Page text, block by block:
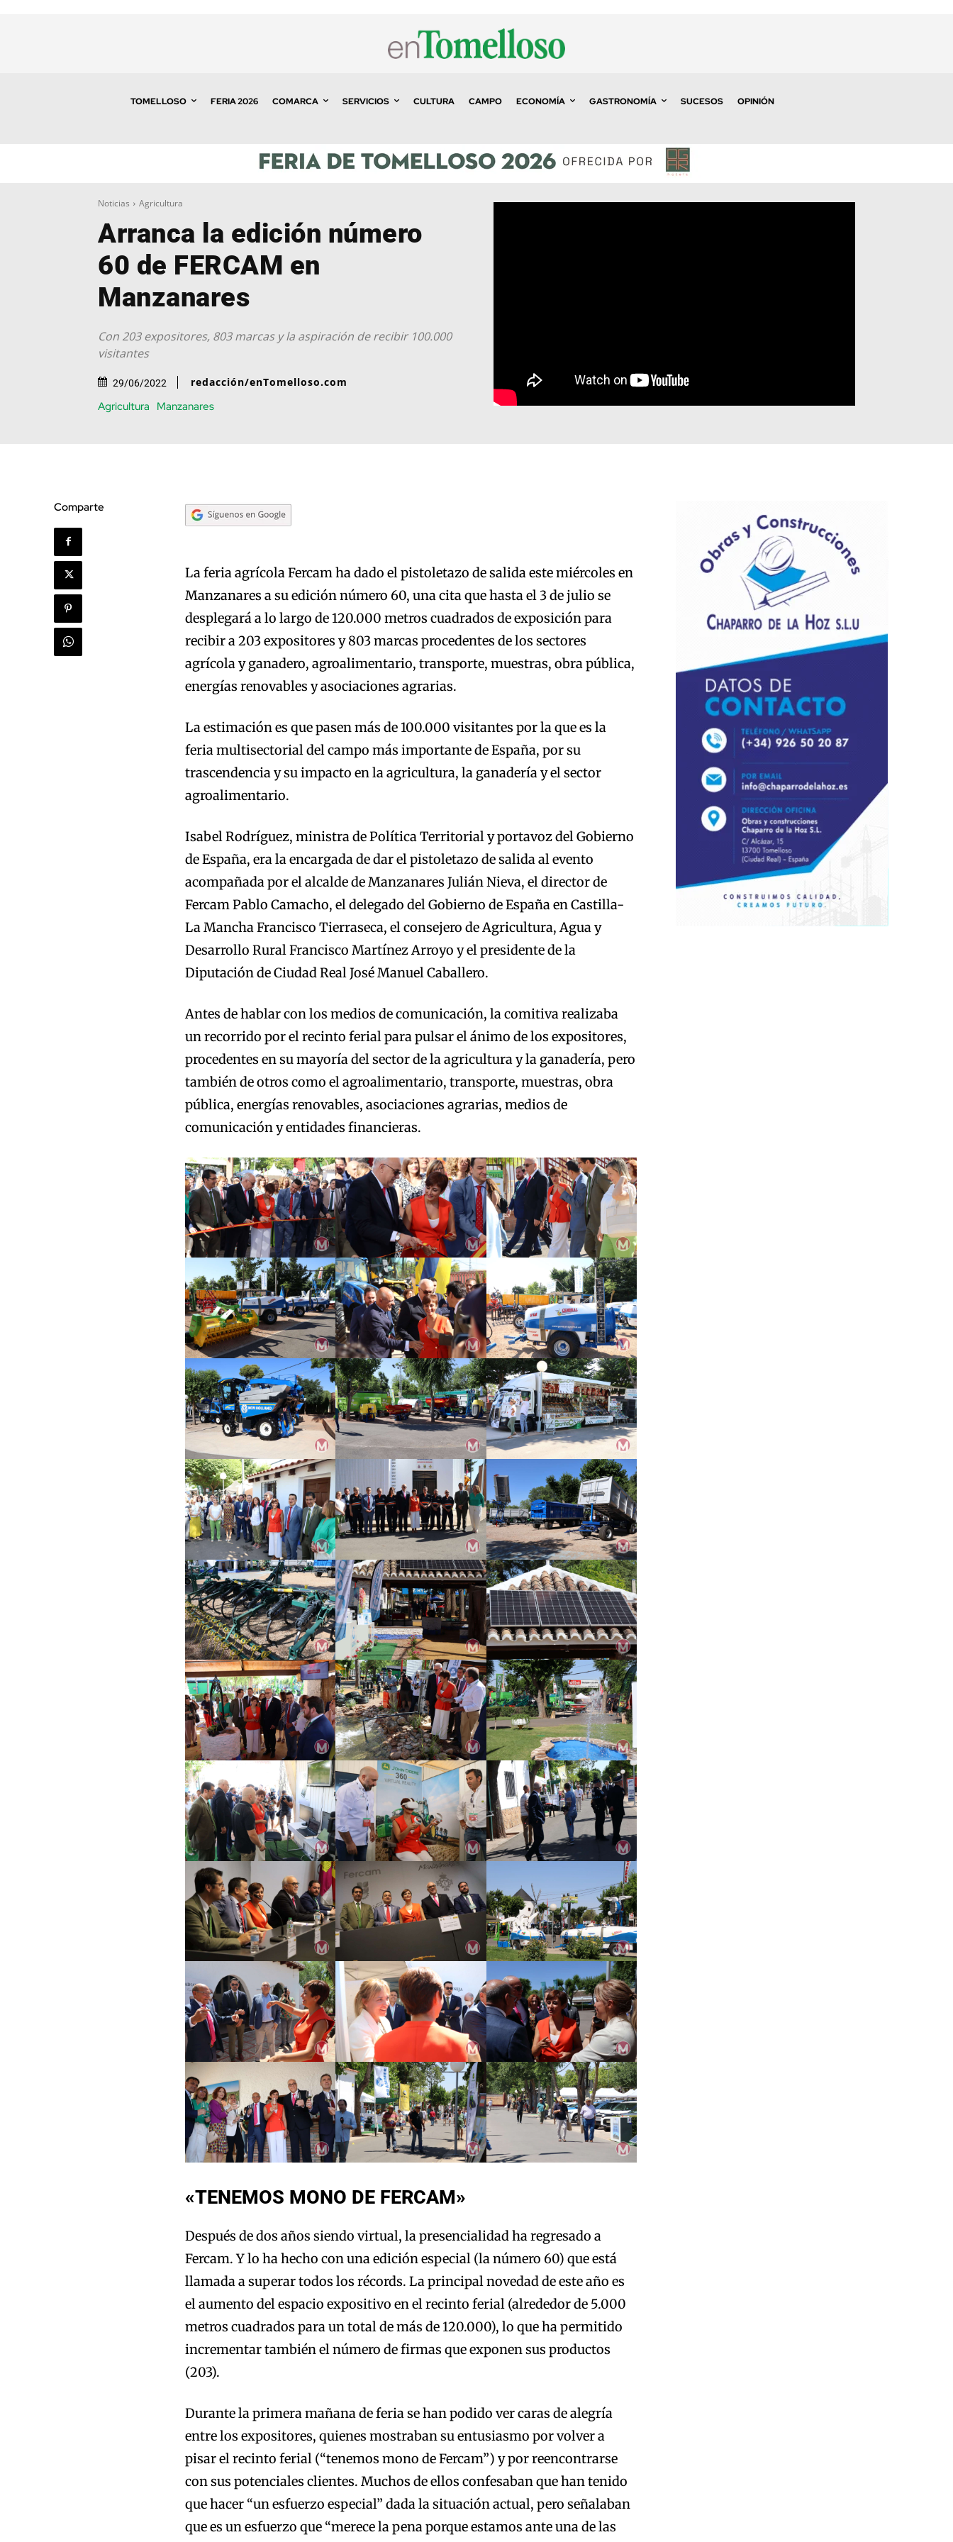
TOMELLOSO FERIA 2026 COMARCA SERVICIOS CULTURA CAMPO ECONOMÍA GASTRONOMÍA SUCESOS OPINIÓN
Noticias Agricultura
Arranca la edición número
60 de FERCAM en
Manzanares
Con 203 expositores, 803 marcas y la aspiración de recibir 100.000
visitantes
29/06/2022 redacción/enTomelloso.com
Agricultura Manzanares
Comparte
La feria agrícola Fercam ha dado el pistoletazo de salida este miércoles en
Manzanares a su edición número 60, una cita que hasta el 3 de julio se
desplegará a lo largo de 120.000 metros cuadrados de exposición para
recibir a 203 expositores y 803 marcas procedentes de los sectores
agrícola y ganadero, agroalimentario, transporte, muestras, obra pública,
energías renovables y asociaciones agrarias.
La estimación es que pasen más de 100.000 visitantes por la que es la
feria multisectorial del campo más importante de España, por su
trascendencia y su impacto en la agricultura, la ganadería y el sector
agroalimentario.
Isabel Rodríguez, ministra de Política Territorial y portavoz del Gobierno
de España, era la encargada de dar el pistoletazo de salida al evento
acompañada por el alcalde de Manzanares Julián Nieva, el director de
Fercam Pablo Camacho, el delegado del Gobierno de España en Castilla-
La Mancha Francisco Tierraseca, el consejero de Agricultura, Agua y
Desarrollo Rural Francisco Martínez Arroyo y el presidente de la
Diputación de Ciudad Real José Manuel Caballero.
Antes de hablar con los medios de comunicación, la comitiva realizaba
un recorrido por el recinto ferial para pulsar el ánimo de los expositores,
procedentes en su mayoría del sector de la agricultura y la ganadería, pero
también de otros como el agroalimentario, transporte, muestras, obra
pública, energías renovables, asociaciones agrarias, medios de
comunicación y entidades financieras.
«TENEMOS MONO DE FERCAM»
Después de dos años siendo virtual, la presencialidad ha regresado a
Fercam. Y lo ha hecho con una edición especial (la número 60) que está
llamada a superar todos los récords. La principal novedad de este año es
el aumento del espacio expositivo en el recinto ferial (alrededor de 5.000
metros cuadrados para un total de más de 120.000), lo que ha permitido
incrementar también el número de firmas que exponen sus productos
(203).
Durante la primera mañana de feria se han podido ver caras de alegría
entre los expositores, quienes mostraban su entusiasmo por volver a
pisar el recinto ferial (“tenemos mono de Fercam”) y por reencontrarse
con sus potenciales clientes. Muchos de ellos confesaban que han tenido
que hacer “un esfuerzo especial” dada la situación actual, pero señalaban
que es un esfuerzo que “merece la pena porque estamos ante una de las